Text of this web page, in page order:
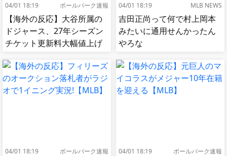
04/01 18:19 ボールパーク速報
【海外の反応】大谷所属の
ドジャース、27年シーズン
チケット更新料大幅値上げ
04/01 18:19 MLB NEWS
吉田正尚って何で村上岡本
みたいに通用せんかったん
やろな
04/01 18:19 ボールパーク速報 04/01 18:19 ボールパーク速報